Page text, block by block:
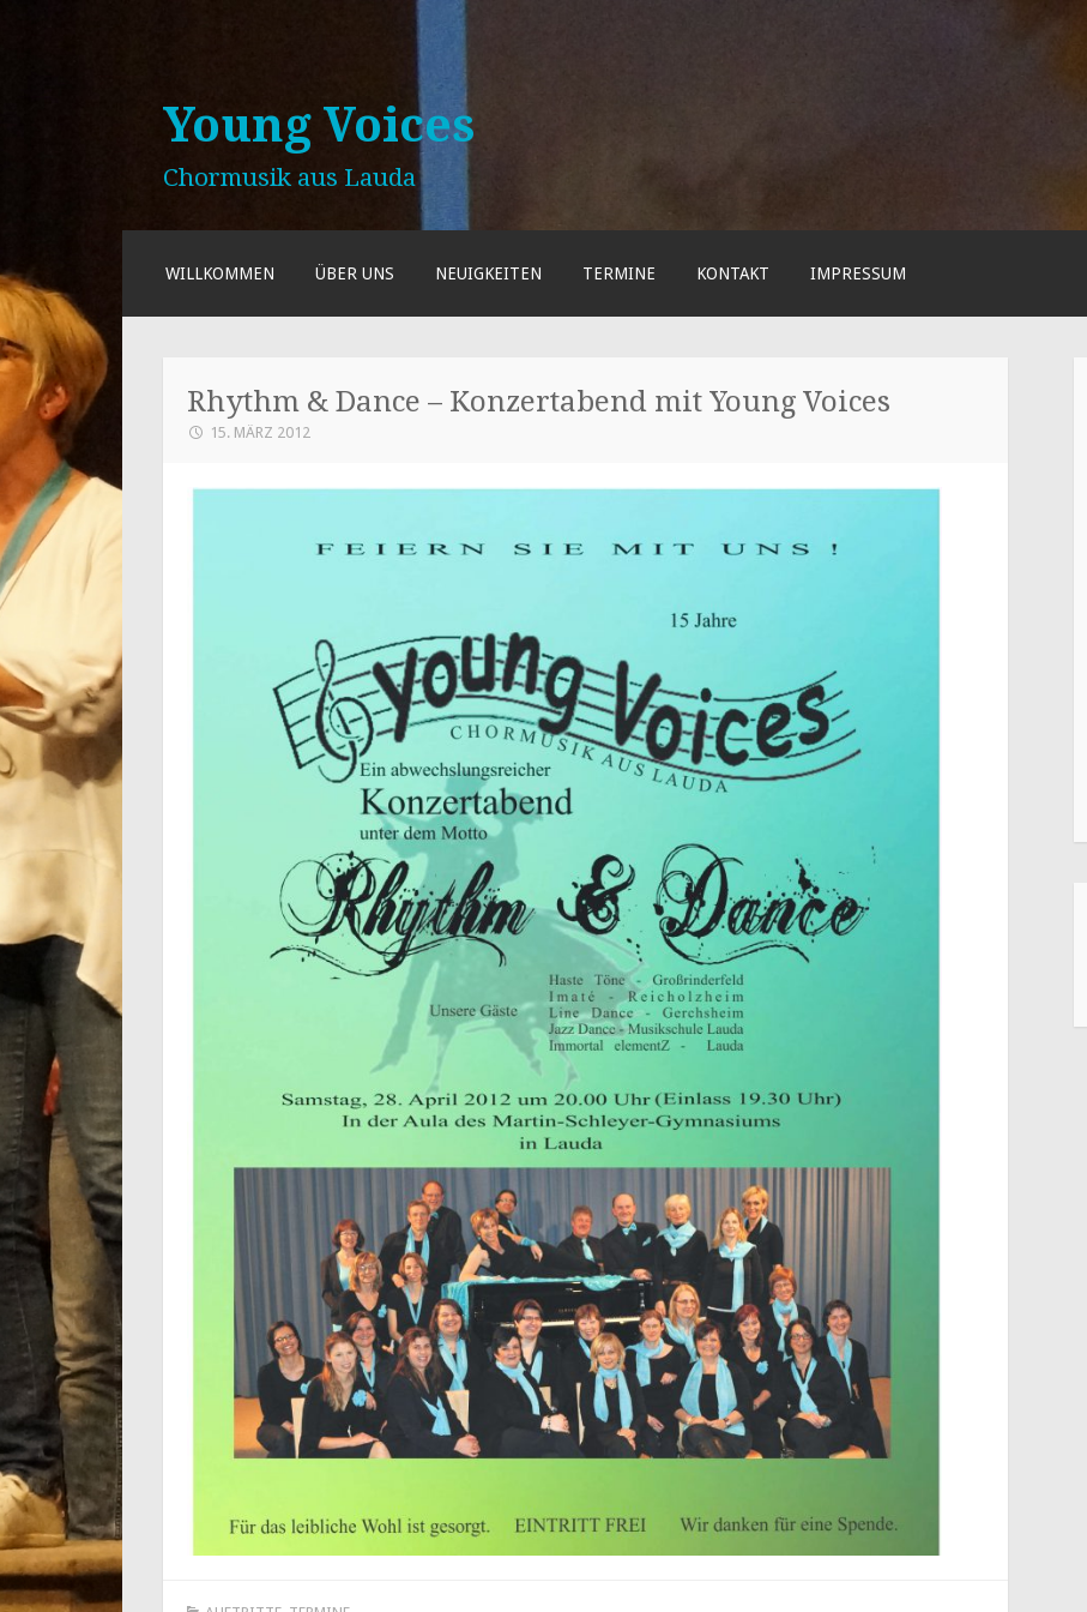
Young Voices
Chormusik aus Lauda
SPRINGEN
WILLKOMMEN ÜBER UNS NEUIGKEITEN TERMINE KONTAKT IMPRESSUM
Rhythm & Dance – Konzertabend mit Young Voices
15. MÄRZ 2012